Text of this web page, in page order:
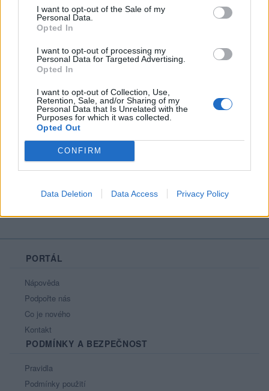
I want to opt-out of the Sale of my
Personal Data.
Opted In
I want to opt-out of processing my
Personal Data for Targeted Advertising.
Opted In
I want to opt-out of Collection, Use,
Retention, Sale, and/or Sharing of my
Personal Data that Is Unrelated with the
Purposes for which it was collected.
Opted Out
CONFIRM
Data Deletion Data Access Privacy Policy
Kontakt
Informace o profilu a chatu
Naposledy aktivní: 24.05.2015 09:34
Počet přátel: 0
Profil zobrazen: 36x
Oblibené místnosti
Sledované diskuze
PORTÁL
Nápověda
Podpořte nás
Co je nového
Kontakt
PODMÍNKY A BEZPEČNOST
Pravidla
Podmínky použití